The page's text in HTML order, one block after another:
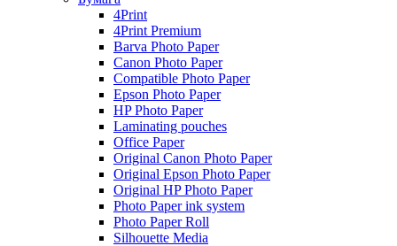
4Print
4Print Premium
Barva Photo Paper
Canon Photo Paper
Compatible Photo Paper
Epson Photo Paper
HP Photo Paper
Laminating pouches
Office Paper
Original Canon Photo Paper
Original Epson Photo Paper
Original HP Photo Paper
Photo Paper ink system
Photo Paper Roll
Silhouette Media